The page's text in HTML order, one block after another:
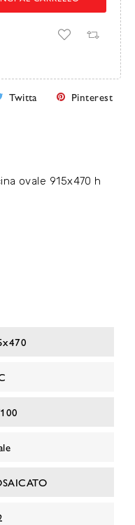
Twitta Pinterest
ovale 915x470 h